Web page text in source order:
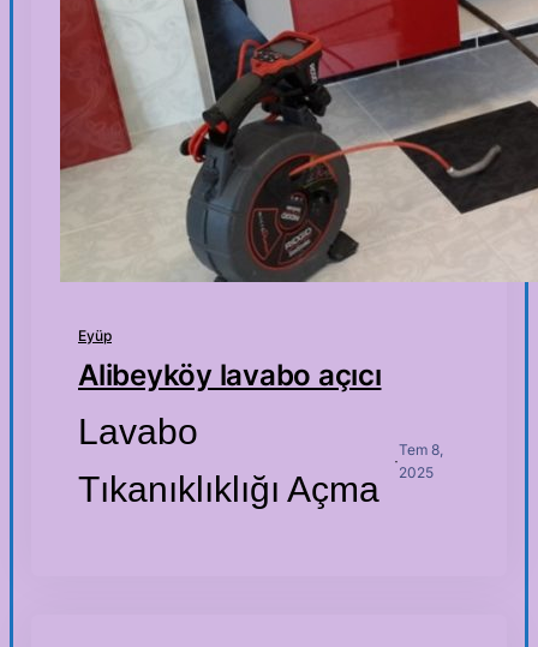
Eyüp
Alibeyköy lavabo açıcı
Lavabo
Tıkanıklıklığı Açma
·
Tem 8,
2025